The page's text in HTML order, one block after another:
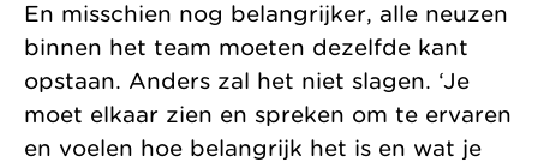
En misschien nog belangrijker, alle neuzen
binnen het team moeten dezelfde kant
opstaan. Anders zal het niet slagen. ‘Je
moet elkaar zien en spreken om te ervaren
en voelen hoe belangrijk het is en wat je